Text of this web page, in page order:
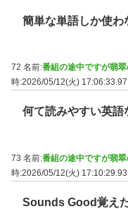
簡単な単語しか使わ
72 名前:番組の途中ですが翡
時:2026/05/12(火) 17:06:33.97
何て読みやすい英語
73 名前:番組の途中ですが翡
時:2026/05/12(火) 17:10:29.93
Sounds Good覚え